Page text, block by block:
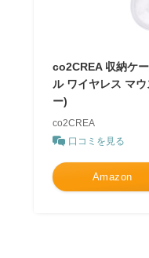
co2CREA 収納ケ
ル ワイヤレス マ
ー)
co2CREA
口コミを見る
Amazon